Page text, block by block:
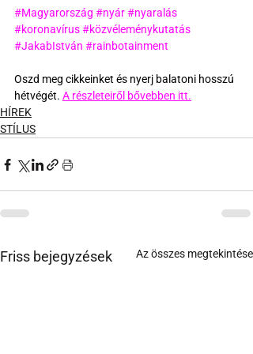
#Magyarország #nyár#nyaralás
#koronavírus#közvéleménykutatás
#JakabIstván #rainbotainment
Oszd meg cikkeinket és nyerj balatoni hosszú
hétvégét. A részleteiről bővebben itt.
HÍREK
STÍLUS
Friss bejegyzések Az összes megtekintése